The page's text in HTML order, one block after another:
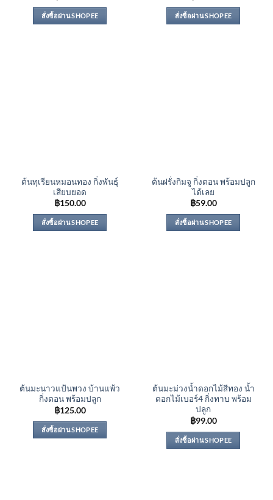
สั่งซื้อผ่าน SHOPEE สั่งซื้อผ่าน SHOPEE
ต้นทุเรียนหมอนทอง กิ่งพันธุ์
เสียบยอด
฿150.00
สั่งซื้อผ่าน SHOPEE
ต้นฝรั่งกิมจู กิ่งตอน พร้อมปลูก
ได้เลย
฿59.00
สั่งซื้อผ่าน SHOPEE
ต้นมะนาวแป้นพวง บ้านแพ้ว
กิ่งตอน พร้อมปลูก
฿125.00
สั่งซื้อผ่าน SHOPEE
ต้นมะม่วงน้ำดอกไม้สีทอง น้ำ
ดอกไม้เบอร์4 กิ่งทาบ พร้อม
ปลูก
฿99.00
สั่งซื้อผ่าน SHOPEE